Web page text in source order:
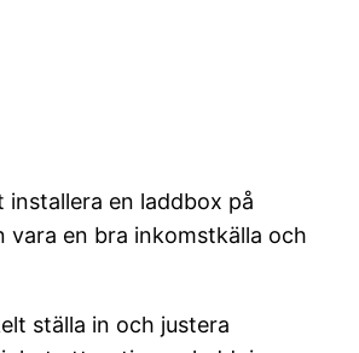
en laddbox på
en bra inkomstkälla och
ställa in och justera